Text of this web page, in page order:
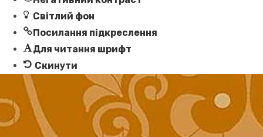
Світлий фон
Посилання підкреслення
Для читання шрифт
Скинути